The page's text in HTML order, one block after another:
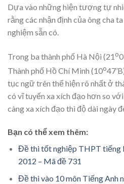
Dựa vào những hiện tượng tự
rằng các nhận định của ông cha
nghiệm sẵn có.
Trong ba thành phố Hà Nội (21o
Thành phố Hồ Chí Minh (10o
tục ngữ trên thể hiện rõ nhất ở
có vĩ tuyến xa xích đạo hơn so
càng xa xích đạo thì độ dài ngày
Bạn có thể xem thêm:
Đề thi tốt nghiệp THPT tiếng
2012 – Mã đề 731
Đề thi vào 10 môn Tiếng Anh